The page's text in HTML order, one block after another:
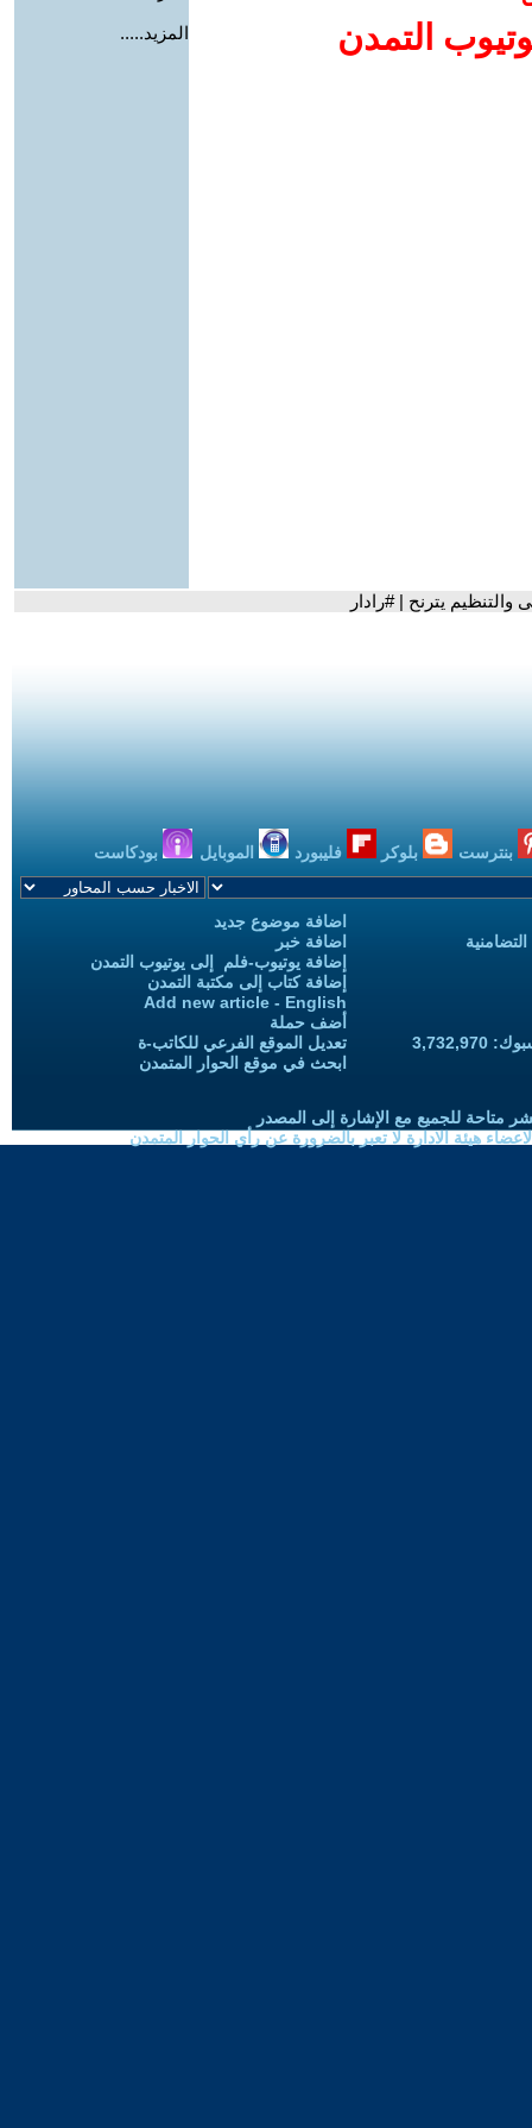
التمدن
المزيد.....
يترنح | #رادار
بنترست بلوكر فليبورد الموبايل بودكاست
اضافة موضوع جديد
اضافة خبر
إضافة يوتيوب-فلم إلى يوتيوب التمدن
إضافة كتاب إلى مكتبة التمدن
Add new article - English
أضف حملة
تعديل الموقع الفرعي للكاتب-ة
ابحث في موقع الحوار المتمدن
متاحة للجميع مع الإشارة إلى المصدر
هيئة الادارة لا تعبر بالضرورة عن رأي الحوار المتمدن